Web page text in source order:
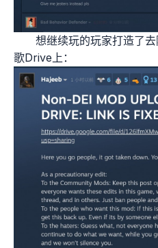
想继续玩的玩家打造了
歌Drive上：